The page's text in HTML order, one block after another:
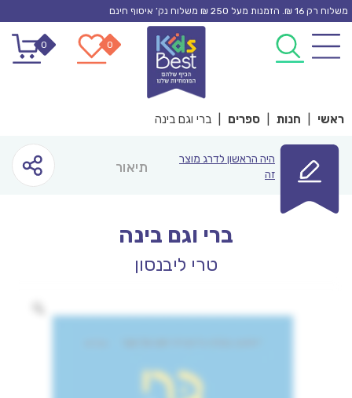
Skip
content
משלוח רק 16 ₪. הזמנות מעל 250 ₪ משלוח נק’ איסוף חינם
0
0
ראשי חנות ספרים ברי וגם בינה
היה הראשון לדרג מוצר
זה
תיאור
ברי וגם בינה
טרי ליבנסון